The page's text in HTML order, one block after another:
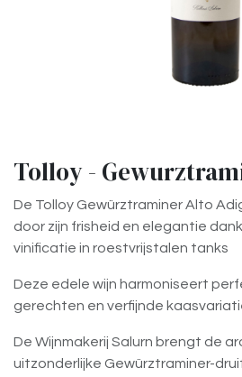
Tolloy -
De Tolloy Gewürztraminer Alto
door zijn frisheid en elegantie
vinificatie in roestvrijstalen tanks
Deze edele wijn harmoniseert
gerechten en verfijnde
De Wijnmakerij Salurn brengt de
uitzonderlijke Gewürztraminer-